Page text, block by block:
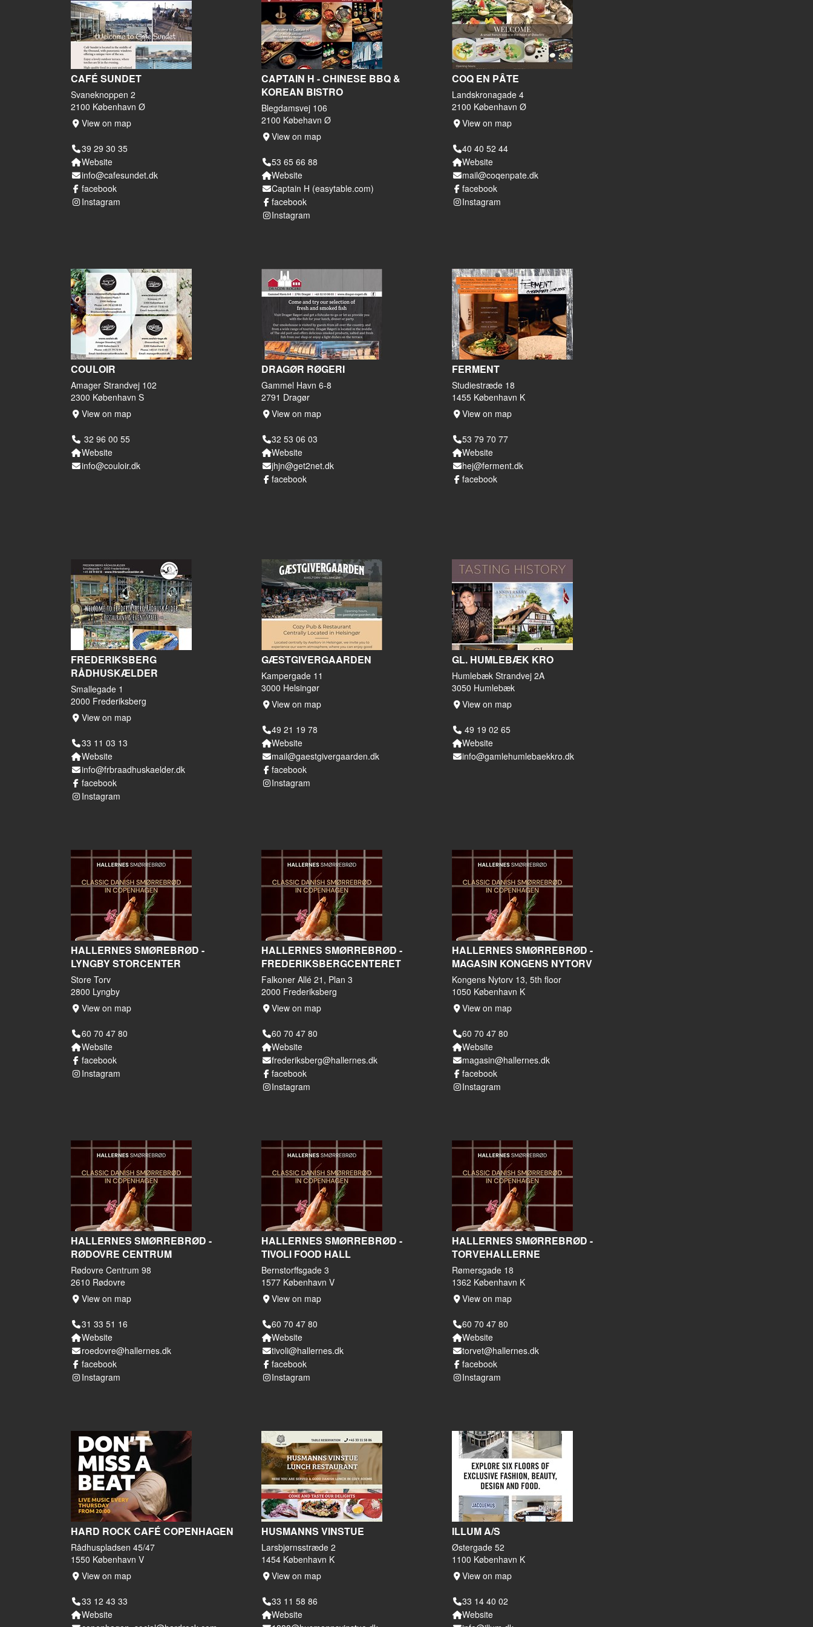
CAFÉ SUNDET
Svaneknoppen 2
2100 København Ø
View on map
39 29 30 35
Website
info@cafesundet.dk
facebook
Instagram
CAPTAIN H - CHINESE BBQ &
KOREAN BISTRO
Blegdamsvej 106
2100 Købehavn Ø
View on map
53 65 66 88
Website
Captain H (easytable.com)
facebook
Instagram
COQ EN PÂTE
Landskronagade 4
2100 København Ø
View on map
40 40 52 44
Website
mail@coqenpate.dk
facebook
Instagram
COULOIR
Amager Strandvej 102
2300 København S
View on map
32 96 00 55
Website
info@couloir.dk
DRAGØR RØGERI
Gammel Havn 6-8
2791 Dragør
View on map
32 53 06 03
Website
jhjn@get2net.dk
facebook
FERMENT
Studiestræde 18
1455 København K
View on map
53 79 70 77
Website
hej@ferment.dk
facebook
FREDERIKSBERG
RÅDHUSKÆLDER
Smallegade 1
2000 Frederiksberg
View on map
33 11 03 13
Website
info@frbraadhuskaelder.dk
facebook
Instagram
GÆSTGIVERGAARDEN
Kampergade 11
3000 Helsingør
View on map
49 21 19 78
Website
mail@gaestgivergaarden.dk
facebook
Instagram
GL. HUMLEBÆK KRO
Humlebæk Strandvej 2A
3050 Humlebæk
View on map
49 19 02 65
Website
info@gamlehumlebaekkro.dk
HALLERNES SMØREBRØD -
LYNGBY STORCENTER
Store Torv
2800 Lyngby
View on map
60 70 47 80
Website
facebook
Instagram
HALLERNES SMØRREBRØD -
FREDERIKSBERGCENTERET
Falkoner Allé 21, Plan 3
2000 Frederiksberg
View on map
60 70 47 80
Website
frederiksberg@hallernes.dk
facebook
Instagram
HALLERNES SMØRREBRØD -
MAGASIN KONGENS NYTORV
Kongens Nytorv 13, 5th floor
1050 København K
View on map
60 70 47 80
Website
magasin@hallernes.dk
facebook
Instagram
HALLERNES SMØRREBRØD -
RØDOVRE CENTRUM
Rødovre Centrum 98
2610 Rødovre
View on map
31 33 51 16
Website
roedovre@hallernes.dk
facebook
Instagram
HALLERNES SMØRREBRØD -
TIVOLI FOOD HALL
Bernstorffsgade 3
1577 København V
View on map
60 70 47 80
Website
tivoli@hallernes.dk
facebook
Instagram
HALLERNES SMØRREBRØD -
TORVEHALLERNE
Rømersgade 18
1362 København K
View on map
60 70 47 80
Website
torvet@hallernes.dk
facebook
Instagram
HARD ROCK CAFÉ COPENHAGEN
Rådhuspladsen 45/47
1550 København V
View on map
33 12 43 33
Website
HUSMANNS VINSTUE
Larsbjørnsstræde 2
1454 København K
View on map
33 11 58 86
Website
ILLUM A/S
Østergade 52
1100 København K
View on map
33 14 40 02
Website